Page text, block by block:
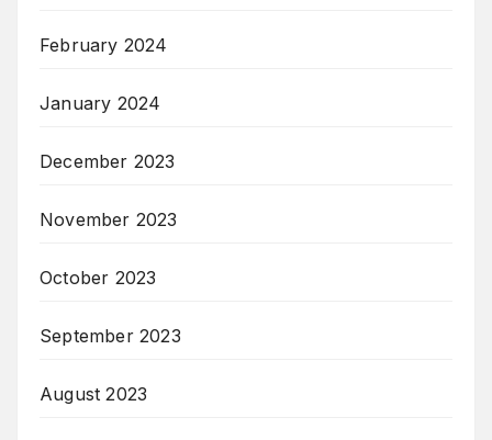
February 2024
January 2024
December 2023
November 2023
October 2023
September 2023
August 2023